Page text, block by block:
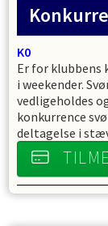
K0
Er for klubbens
i weekender.
vedligeholdes
konkurrence
deltagelse i